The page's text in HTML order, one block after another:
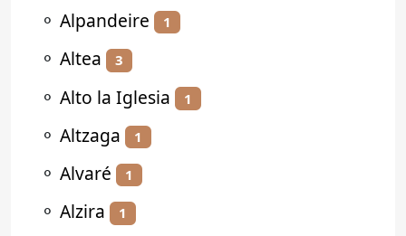
⚬ Alpandeire 1
⚬ Altea 3
⚬ Alto la Iglesia 1
⚬ Altzaga 1
⚬ Alvaré 1
⚬ Alzira 1